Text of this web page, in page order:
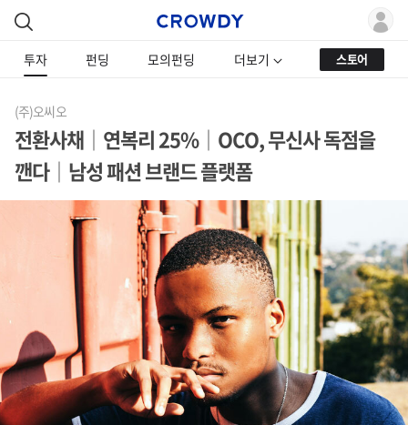
투자 펀딩 모의펀딩 더보기 스토어
(주)오씨오
전환사채│연복리 25%│OCO, 무신사 독점을
깬다│남성 패션 브랜드 플랫폼